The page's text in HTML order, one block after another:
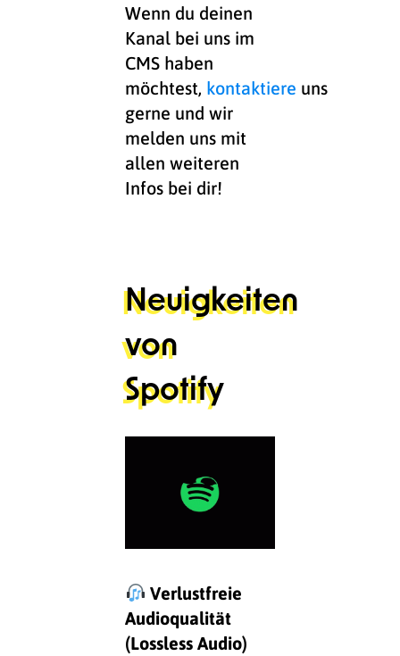
Wenn du deinen
Kanal bei uns im
CMS haben
möchtest, kontaktiere uns
gerne und wir
melden uns mit
allen weiteren
Infos bei dir!
Neuigkeiten
von
Spotify
Verlustfreie
Audioqualität
(Lossless Audio)